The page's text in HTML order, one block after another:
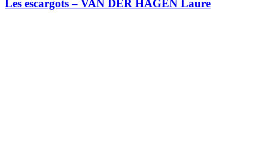
Les escargots – VAN DER HAGEN Laure